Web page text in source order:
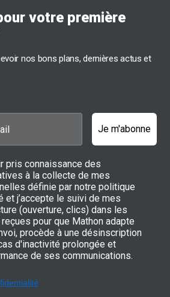
votre première
nos bons plans, dernières actus et
Je m'abonne
pris connaissance des
à la collecte de mes
définie par notre politique
et j’accepte le suivi de mes
(ouverture, clics) dans les
pour que Mathon adapte
procède à une désinscription
d'inactivité prolongée et
de ses communications.